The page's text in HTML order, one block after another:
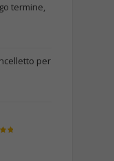
termine,
per